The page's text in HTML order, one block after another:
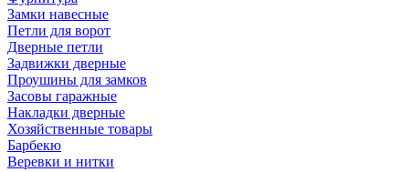
Замки навесные
Петли для ворот
Дверные петли
Задвижки дверные
Проушины для замков
Засовы гаражные
Накладки дверные
Хозяйственные товары
Барбекю
Веревки и нитки